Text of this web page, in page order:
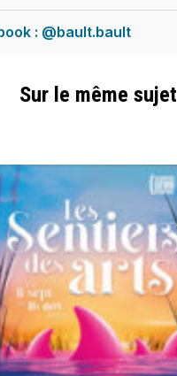
: @bault.bault
Sur le même sujet